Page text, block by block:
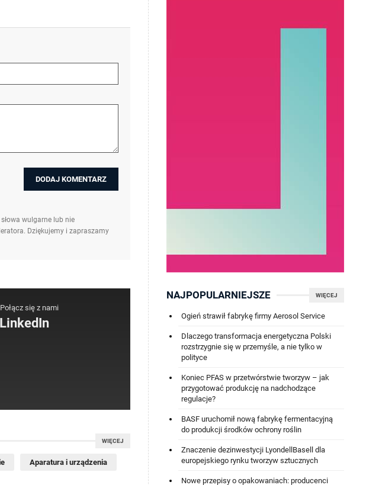
wulgarne lub nie
Dziękujemy i zapraszamy
Połącz się z nami
LinkedIn
WIĘCEJ
Aparatura i urządzenia
WIĘCEJ
NAJPOPULARNIEJSZE
Ogień strawił fabrykę firmy Aerosol Service
Dlaczego transformacja energetyczna Polski
rozstrzygnie się w przemyśle, a nie tylko w
polityce
Koniec PFAS w przetwórstwie tworzyw – jak
przygotować produkcję na nadchodzące
regulacje?
BASF uruchomił nową fabrykę fermentacyjną
do produkcji środków ochrony roślin
Znaczenie dezinwestycji LyondellBasell dla
europejskiego rynku tworzyw sztucznych
Nowe przepisy o opakowaniach: producenci